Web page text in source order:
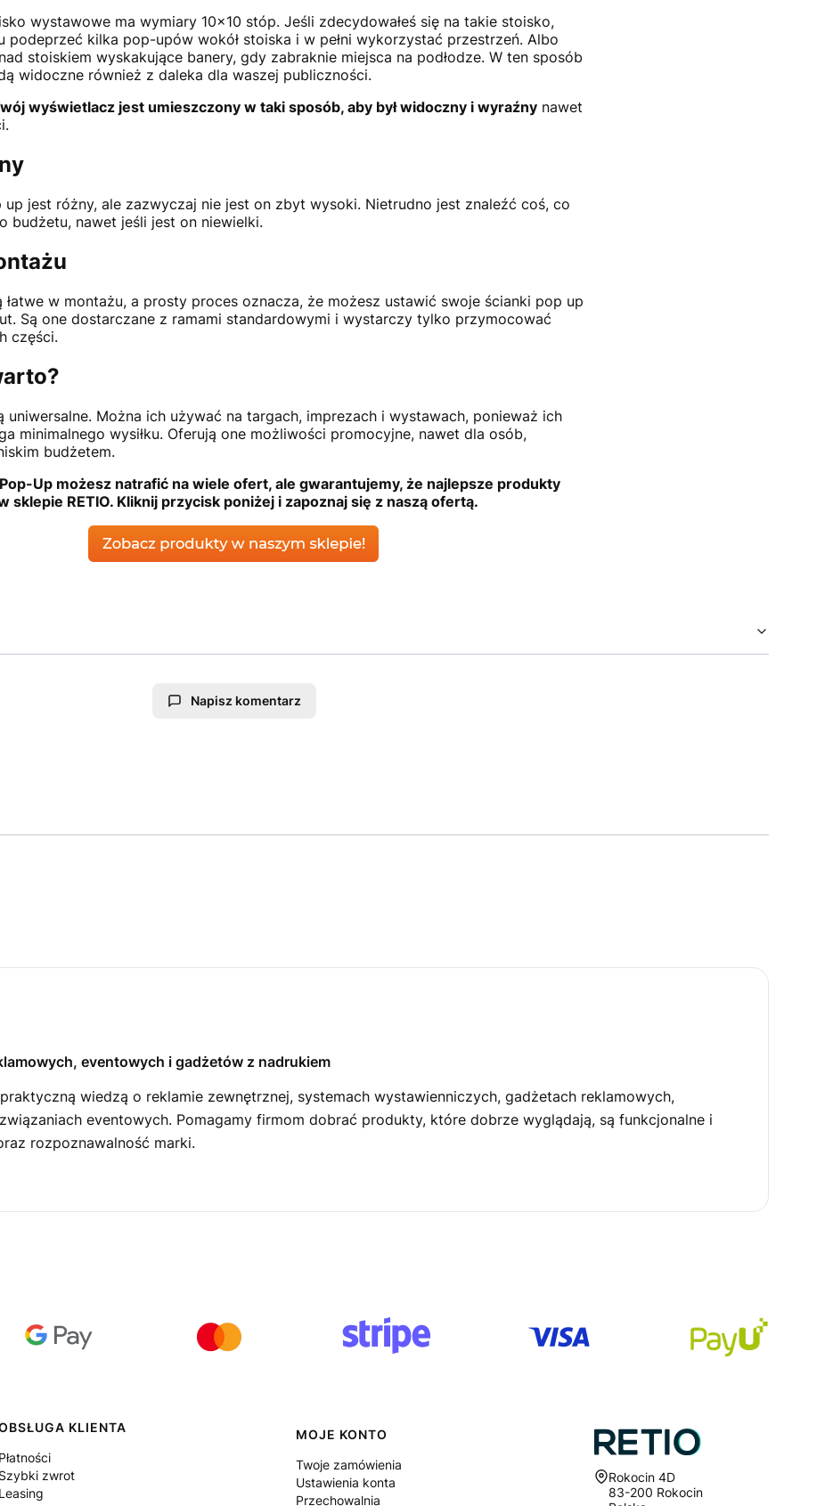
wystawowe ma wymiary 10×10 stóp. Jeśli zdecydowałeś się na takie stoisko,
podeprzeć kilka pop-upów wokół stoiska i w pełni wykorzystać przestrzeń. Albo
stoiskiem wyskakujące banery, gdy zabraknie miejsca na podłodze. W ten sposób
widoczne również z daleka dla waszej publiczności.
wyświetlacz jest umieszczony w taki sposób, aby był widoczny i wyraźny nawet
up jest różny, ale zazwyczaj nie jest on zbyt wysoki. Nietrudno jest znaleźć coś, co
budżetu, nawet jeśli jest on niewielki.
łatwe w montażu, a prosty proces oznacza, że możesz ustawić swoje ścianki pop up
Są one dostarczane z ramami standardowymi i wystarczy tylko przymocować
części.
uniwersalne. Można ich używać na targach, imprezach i wystawach, ponieważ ich
minimalnego wysiłku. Oferują one możliwości promocyjne, nawet dla osób,
budżetem.
Up możesz natrafić na wiele ofert, ale gwarantujemy, że najlepsze produkty
sklepie RETIO. Kliknij przycisk poniżej i zapoznaj się z naszą ofertą.
Napisz komentarz
eventowych i gadżetów z nadrukiem
wiedzą o reklamie zewnętrznej, systemach wystawienniczych, gadżetach reklamowych,
eventowych. Pomagamy firmom dobrać produkty, które dobrze wyglądają, są funkcjonalne i
rozpoznawalność marki.
KLIENTA
Płatności
Szybki zwrot
Leasing
MOJE KONTO
Twoje zamówienia
Ustawienia konta
Przechowalnia
Adres:
Rokocin 4D
83-200 Rokocin